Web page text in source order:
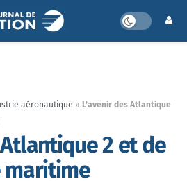
aéronautique » L’avenir des Atlantique
Atlantique 2 et de